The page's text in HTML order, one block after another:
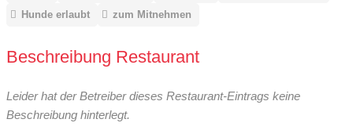
Hunde erlaubt
zum Mitnehmen
Beschreibung Restaurant
Leider hat der Betreiber dieses Restaurant-Eintrags keine
Beschreibung hinterlegt.